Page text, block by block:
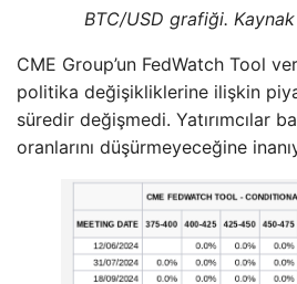
BTC/USD grafiği.
CME Group’un FedWatch Tool
politika değişikliklerine ilişkin
süredir değişmedi. Yatırımcılar
oranlarını düşürmeyeceğine